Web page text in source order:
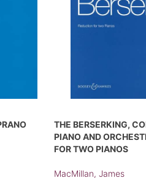
THE BERSERKING,
PIANO AND
FOR TWO PIANOS
MacMillan, James